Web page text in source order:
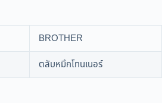
BROTHER
ตลับหมึกโทนเนอร์